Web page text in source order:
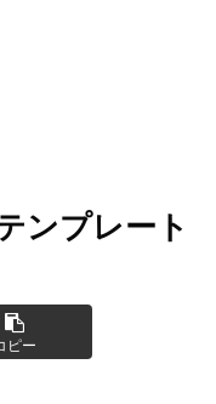
ンプレート
ピー